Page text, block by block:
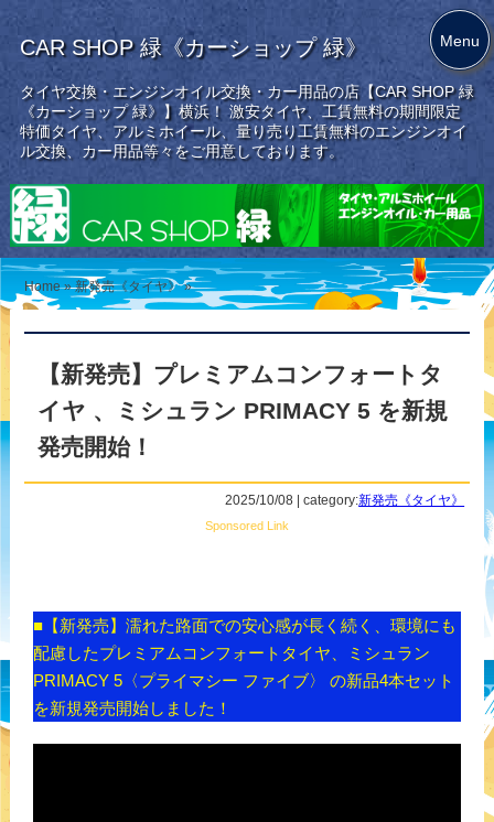
CAR SHOP 緑《カーショップ 緑》
タイヤ交換・エンジンオイル交換・カー用品の店【CAR SHOP 緑
《カーショップ 緑》】横浜！ 激安タイヤ、工賃無料の期間限定
特価タイヤ、アルミホイール、量り売り工賃無料のエンジンオイ
ル交換、カー用品等々をご用意しております。
Home »新発売《タイヤ》 »
【新発売】プレミアムコンフォートタ
イヤ 、ミシュラン PRIMACY 5 を新規
発売開始！
2025/10/08 | category:新発売《タイヤ》
Sponsored Link
■【新発売】濡れた路面での安心感が長く続く、環境にも
配慮したプレミアムコンフォートタイヤ、ミシュラン
PRIMACY 5〈プライマシー ファイブ〉 の新品4本セット
を新規発売開始しました！
Menu